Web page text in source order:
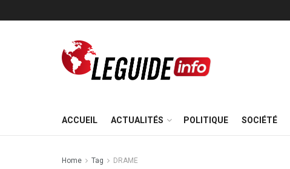
ACCUEIL ACTUALITÉS POLITIQUE SOCIÉTÉ
Home Tag DRAME